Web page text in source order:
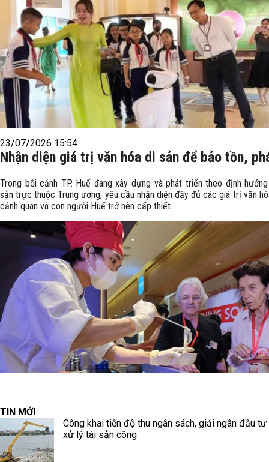
23/07/2026 15:54
Nhận diện giá trị văn hóa di sản để bảo tồn,
Trong bối cảnh TP. Huế đang xây dựng và phát triển theo định
sản trực thuộc Trung ương, yêu cầu nhận diện đầy đủ các giá trị văn
cảnh quan và con người Huế trở nên cấp thiết.
TIN MỚI
Công khai tiến độ thu ngân sách, giải ngân đầu
xử lý tài sản công